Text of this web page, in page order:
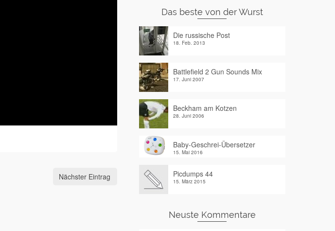
Nächster Eintrag
Das beste von der Wurst
Die russische Post
18. Feb. 2013
Battlefield 2 Gun Sounds Mix
17. Juni 2007
Beckham am Kotzen
28. Juni 2006
Baby-Geschrei-Übersetzer
15. Mai 2016
Picdumps 44
15. März 2015
Neuste Kommentare